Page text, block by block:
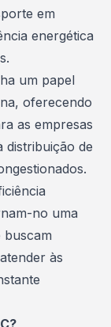
em
energética
um papel
oferecendo
as empresas
distribuição de
no uma
buscam
às